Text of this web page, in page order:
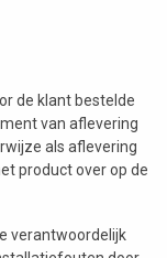
de klant bestelde
van aflevering
als aflevering
product over op de
verantwoordelijk